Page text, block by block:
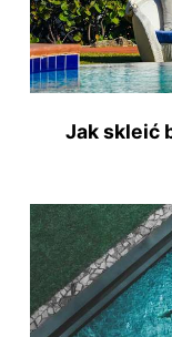
Jak skleić